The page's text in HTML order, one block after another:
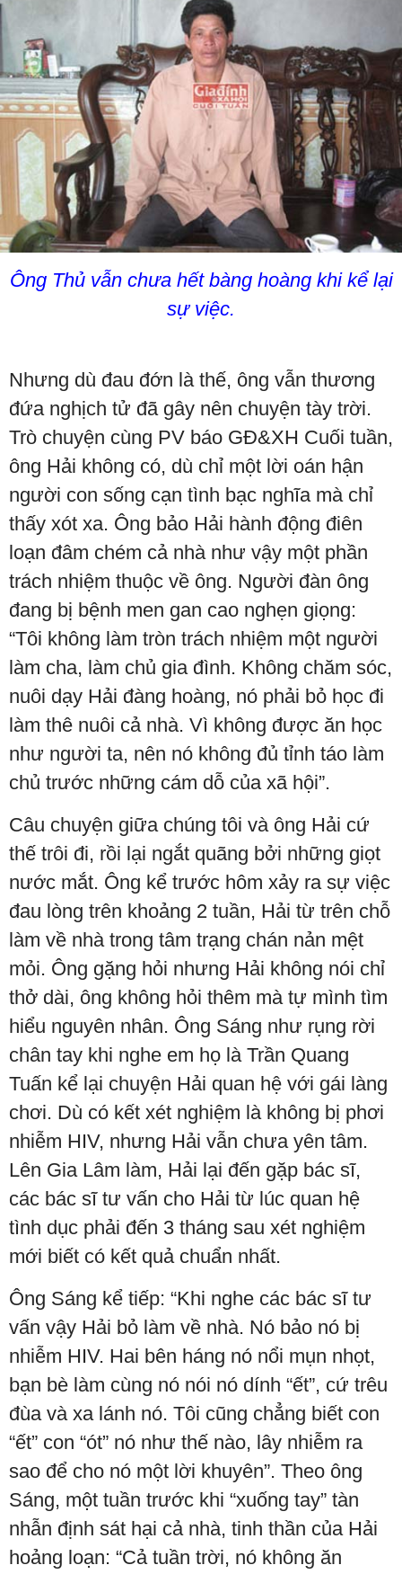
Ông Thủ vẫn chưa hết bàng hoàng khi kể lại
sự việc.
Nhưng dù đau đớn là thế, ông vẫn thương
đứa nghịch tử đã gây nên chuyện tày trời.
Trò chuyện cùng PV báo GĐ&XH Cuối tuần,
ông Hải không có, dù chỉ một lời oán hận
người con sống cạn tình bạc nghĩa mà chỉ
thấy xót xa. Ông bảo Hải hành động điên
loạn đâm chém cả nhà như vậy một phần
trách nhiệm thuộc về ông. Người đàn ông
đang bị bệnh men gan cao nghẹn giọng:
“Tôi không làm tròn trách nhiệm một người
làm cha, làm chủ gia đình. Không chăm sóc,
nuôi dạy Hải đàng hoàng, nó phải bỏ học đi
làm thê nuôi cả nhà. Vì không được ăn học
như người ta, nên nó không đủ tỉnh táo làm
chủ trước những cám dỗ của xã hội”.
Câu chuyện giữa chúng tôi và ông Hải cứ
thế trôi đi, rồi lại ngắt quãng bởi những giọt
nước mắt. Ông kể trước hôm xảy ra sự việc
đau lòng trên khoảng 2 tuần, Hải từ trên chỗ
làm về nhà trong tâm trạng chán nản mệt
mỏi. Ông gặng hỏi nhưng Hải không nói chỉ
thở dài, ông không hỏi thêm mà tự mình tìm
hiểu nguyên nhân. Ông Sáng như rụng rời
chân tay khi nghe em họ là Trần Quang
Tuấn kể lại chuyện Hải quan hệ với gái làng
chơi. Dù có kết xét nghiệm là không bị phơi
nhiễm HIV, nhưng Hải vẫn chưa yên tâm.
Lên Gia Lâm làm, Hải lại đến gặp bác sĩ,
các bác sĩ tư vấn cho Hải từ lúc quan hệ
tình dục phải đến 3 tháng sau xét nghiệm
mới biết có kết quả chuẩn nhất.
Ông Sáng kể tiếp: “Khi nghe các bác sĩ tư
vấn vậy Hải bỏ làm về nhà. Nó bảo nó bị
nhiễm HIV. Hai bên háng nó nổi mụn nhọt,
bạn bè làm cùng nó nói nó dính “ết”, cứ trêu
đùa và xa lánh nó. Tôi cũng chẳng biết con
“ết” con “ót” nó như thế nào, lây nhiễm ra
sao để cho nó một lời khuyên”. Theo ông
Sáng, một tuần trước khi “xuống tay” tàn
nhẫn định sát hại cả nhà, tinh thần của Hải
hoảng loạn: “Cả tuần trời, nó không ăn